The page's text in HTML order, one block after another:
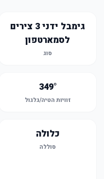
גימבל ידני 3 צירים
לסמארטפון
סוג
349°
זוויות הטיה/גלגול
כלולה
סוללה